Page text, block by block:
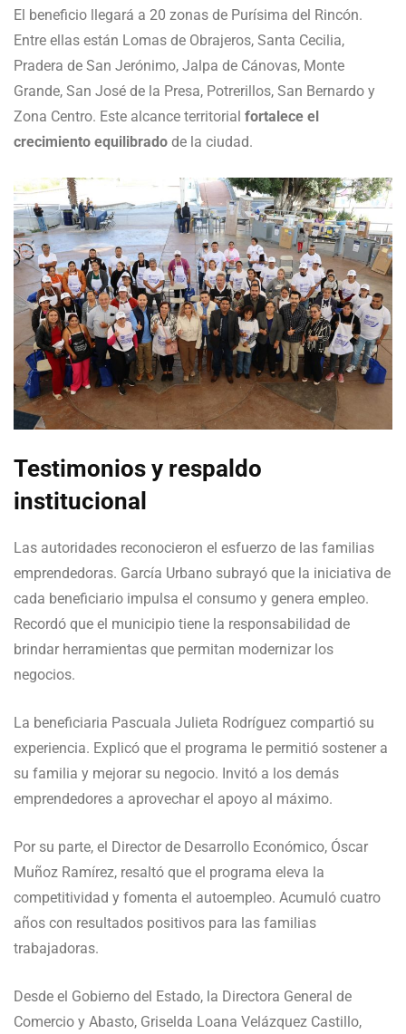
El beneficio llegará a 20 zonas de Purísima del Rincón.
Entre ellas están Lomas de Obrajeros, Santa Cecilia,
Pradera de San Jerónimo, Jalpa de Cánovas, Monte
Grande, San José de la Presa, Potrerillos, San Bernardo y
Zona Centro. Este alcance territorial fortalece el
crecimiento equilibrado de la ciudad.
Testimonios y respaldo
institucional
Las autoridades reconocieron el esfuerzo de las familias
emprendedoras. García Urbano subrayó que la iniciativa de
cada beneficiario impulsa el consumo y genera empleo.
Recordó que el municipio tiene la responsabilidad de
brindar herramientas que permitan modernizar los
negocios.
La beneficiaria Pascuala Julieta Rodríguez compartió su
experiencia. Explicó que el programa le permitió sostener a
su familia y mejorar su negocio. Invitó a los demás
emprendedores a aprovechar el apoyo al máximo.
Por su parte, el Director de Desarrollo Económico, Óscar
Muñoz Ramírez, resaltó que el programa eleva la
competitividad y fomenta el autoempleo. Acumuló cuatro
años con resultados positivos para las familias
trabajadoras.
Desde el Gobierno del Estado, la Directora General de
Comercio y Abasto, Griselda Loana Velázquez Castillo,